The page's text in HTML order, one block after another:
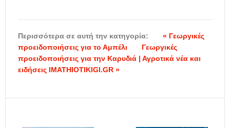
Περισσότερα σε αυτή την κατηγορία:
« Γεωργικές
προειδοποιήσεις για το Αμπέλι
Γεωργικές
προειδοποιήσεις για την Καρυδιά | Αγροτικά νέα και
ειδήσεις IMATHIOTIKIGI.GR »